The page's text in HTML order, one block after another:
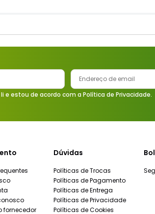
e estou de acordo com a Política de Privacidade.
fornecedor
Dúvidas
Políticas de Trocas
Políticas de Pagamento
Políticas de Entrega
Políticas de Privacidade
Políticas de Cookies